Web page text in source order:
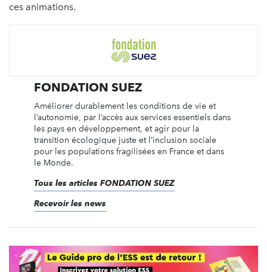
ces animations.
FONDATION SUEZ
Améliorer durablement les conditions de vie et
l’autonomie, par l’accès aux services essentiels dans
les pays en développement, et agir pour la
transition écologique juste et l’inclusion sociale
pour les populations fragilisées en France et dans
le Monde.
Tous les articles FONDATION SUEZ
Recevoir les news